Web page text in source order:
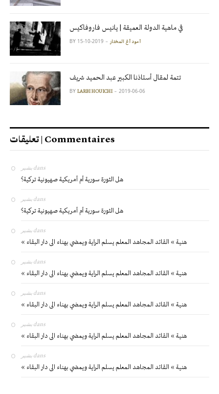
في ماهية الدولة العميقة | يانيس فاروفاكيس
BY آمود أغ المختار 2019-10-15
تتمة لمقال أستاذنا الكبير عبد الحميد شريف
BY LARBI HOUICHI 2019-06-06
تعليقات | Commentaires
بشير dans
هل الثورة سورية أم أمريكية صهيونية تركية؟
بشير dans
هل الثورة سورية أم أمريكية صهيونية تركية؟
بشير dans
« هنية » القائد المجاهد المعلم يسلم الراية ويمضي بهناء الى دار البقاء
بشير dans
« هنية » القائد المجاهد المعلم يسلم الراية ويمضي بهناء الى دار البقاء
بشير dans
« هنية » القائد المجاهد المعلم يسلم الراية ويمضي بهناء الى دار البقاء
بشير dans
« هنية » القائد المجاهد المعلم يسلم الراية ويمضي بهناء الى دار البقاء
بشير dans
« هنية » القائد المجاهد المعلم يسلم الراية ويمضي بهناء الى دار البقاء